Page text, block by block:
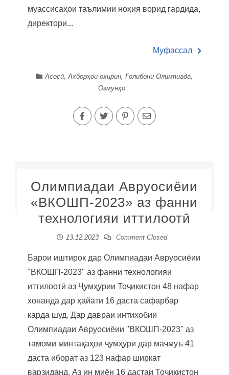
муассисаҳои таълимии ноҳия ворид гардида,
директори...
Муфассал
Асосӣ,Ахборҳои охирин,Ғолибони Олимпиада,
Озмунҳо
Олимпиадаи Авруосиёии
«ВКОШП-2023» аз фанни
технологияи иттилоотӣ
13.12.2023 Comment Closed
Барои иштирок дар Олимпиадаи Авруосиёии
"ВКОШП-2023" аз фанни технологияи
иттилоотӣ аз Ҷумҳурии Тоҷикистон 48 нафар
хонанда дар ҳайати 16 даста сафарбар
карда шуд. Дар давраи интихобии
Олимпиадаи Авруосиёии "ВКОШП-2023" аз
тамоми минтақаҳои ҷумҳурӣ дар маҷмуъ 41
даста иборат аз 123 нафар ширкат
варзиданд. Аз ин миён 16 дастаи Тоҷикистон